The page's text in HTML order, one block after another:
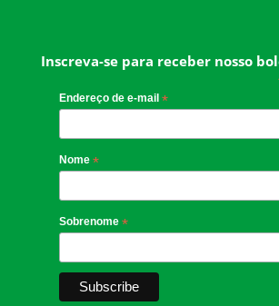
Inscreva-se para receber nosso
Endereço de e-mail *
Nome *
Sobrenome *